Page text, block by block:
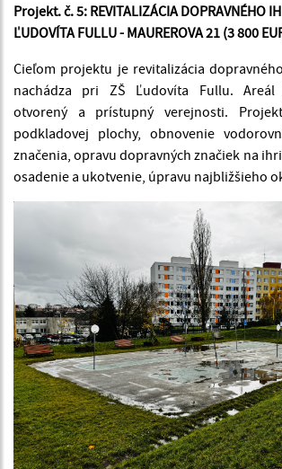
Projekt. č. 5: REVITALIZÁCIA DOPRAVNÉHO
ĽUDOVÍTA FULLU - MAUREROVA 21 (3 800
Cieľom projektu je revitalizácia
nachádza pri ZŠ Ľudovíta Fullu. Areál
otvorený a prístupný verejnosti.
podkladovej plochy, obnovenie
značenia, opravu dopravných značiek na
osadenie a ukotvenie, úpravu najbližšieho